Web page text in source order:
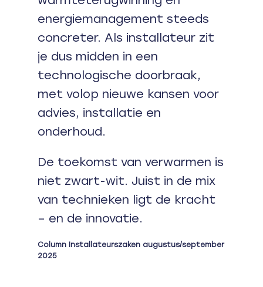
energiemanagement steeds
concreter. Als installateur zit
je dus midden in een
technologische doorbraak,
met volop nieuwe kansen voor
advies, installatie en
onderhoud.
De toekomst van verwarmen is
niet zwart-wit. Juist in de mix
van technieken ligt de kracht
– en de innovatie.
Column Installateurszaken augustus/september
2025